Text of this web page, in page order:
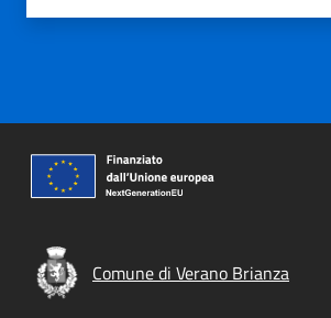
Comune di Verano Brianza